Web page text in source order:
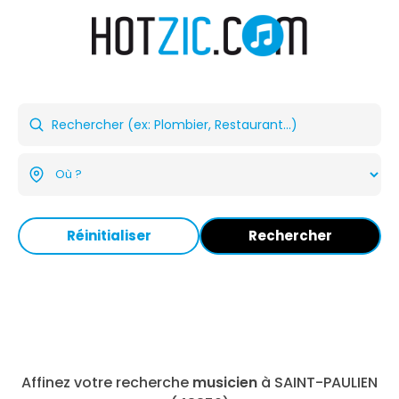
Réinitialiser Rechercher
Affinez votre recherche musicien à SAINT-PAULIEN